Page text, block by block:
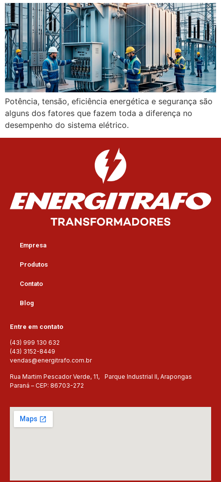
Potência, tensão, eficiência energética e segurança são
alguns dos fatores que fazem toda a diferença no
desempenho do sistema elétrico.
Empresa
Produtos
Contato
Blog
Entre em contato
(43) 999 130 632
(43) 3152-8449
vendas@energitrafo.com.br
Rua Martim Pescador Verde, 11, Parque Industrial II, Arapongas
Paraná – CEP: 86703-272